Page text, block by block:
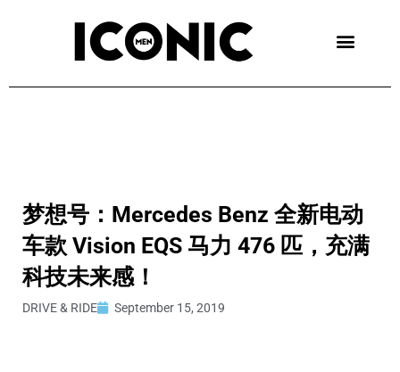
梦想号：Mercedes Benz 全新电动
车款 Vision EQS 马力 476 匹，充满
科技未来感！
DRIVE & RIDE September 15, 2019